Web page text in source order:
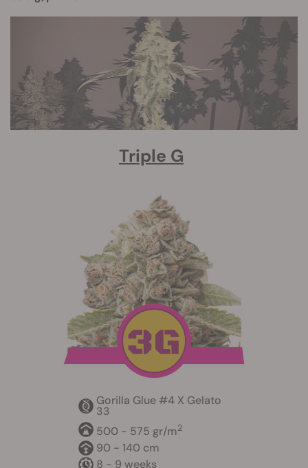
Triple G
Gorilla Glue #4 X Gelato
33
500 - 575 gr/m2
90 - 140 cm
8 - 9 weeks